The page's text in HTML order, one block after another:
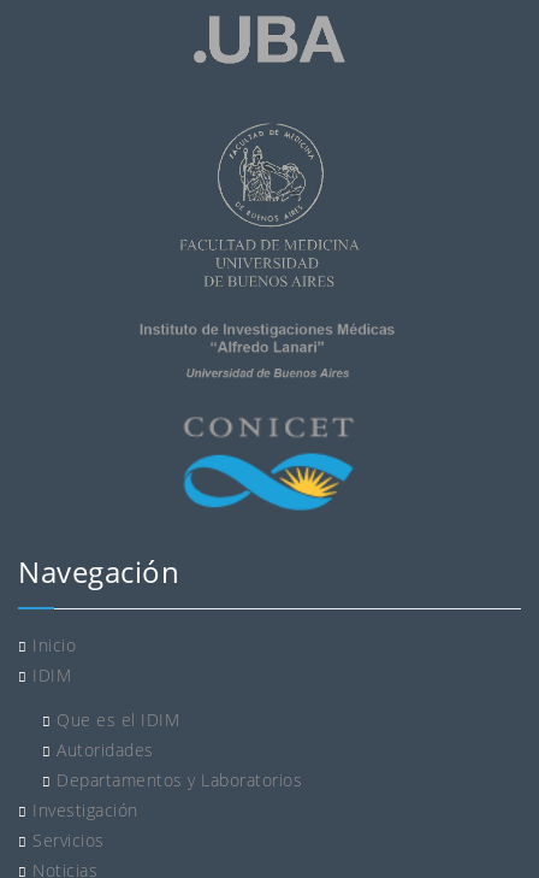
Navegación
Inicio
IDIM
Que es el IDIM
Autoridades
Departamentos y Laboratorios
Investigación
Servicios
Noticias